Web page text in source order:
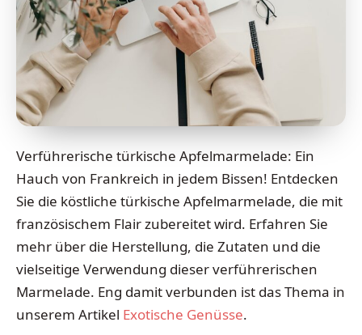
Verführerische türkische Apfelmarmelade: Ein
Hauch von Frankreich in jedem Bissen! Entdecken
Sie die köstliche türkische Apfelmarmelade, die mit
französischem Flair zubereitet wird. Erfahren Sie
mehr über die Herstellung, die Zutaten und die
vielseitige Verwendung dieser verführerischen
Marmelade. Eng damit verbunden ist das Thema in
unserem Artikel Exotische Genüsse.